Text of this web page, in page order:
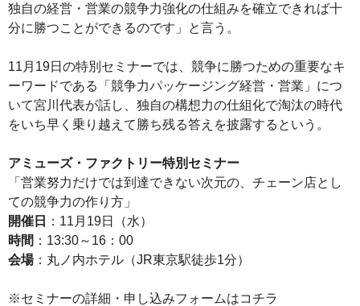
独自の経営・営業の競争力強化の仕組みを確立できれば十
分に勝つことができるのです」と言う。
11月19日の特別セミナーでは、競争に勝つための重要なキ
ーワードである「競争力パッケージング経営・営業」につ
いて宮川代表が話し、独自の構想力の仕組化で淘汰の時代
をいち早く乗り越えて勝ち残る答えを披露するという。
アミューズ・ファクトリー特別セミナー
「営業努力だけでは到達できない次元の、チェーン店とし
ての競争力の作り方」
開催日
：11月19日（水）
時間 ：13:30～16：00
会場：丸ノ内ホテル（JR東京駅徒歩1分）
※セミナーの詳細・申し込みフォームはコチラ